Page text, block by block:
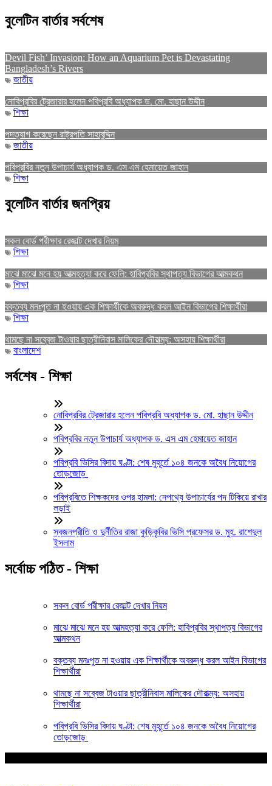
বুলেটিন বার্তার সর্বশেষ
Devil Fish’ Invasion: How an Aquarium Pet is Devastating
Bangladesh’s Rivers
জাতীয়
নোবিপ্রবির ট্রেজারার হলেন পবিপ্রবি অধ্যাপক ড. মো. হাছান উদ্দীন
শিক্ষা
পদত্যাগ করেছেন রাষ্ট্রপতি সাহাবুদ্দিন
জাতীয়
পবিপ্রবির নতুন উপাচার্য অধ্যাপক ড. এস এম হেমায়েত জাহান
শিক্ষা
বুলেটিন বার্তার জনপ্রিয়
সকল বোর্ড পরীক্ষার রেজাল্ট দেখার নিয়ম
শিক্ষা
মাঝে মাঝে মনে হয় আত্মহত্যা করে ফেলি: হাবিপ্রবির স্থাপত্য বিভাগের আত্মকথন
শিক্ষা
বক্তব্য মনঃপুত না হওয়ায় এক শিক্ষার্থীকে অবরুদ্ধ করল আইন বিভাগের শিক্ষার্থীরা
শিক্ষা
থামছে না সব্বেজ টাওয়ার ছাত্রীনিবাস মালিকের দৌরাত্ম্য: অসহায় শিক্ষার্থীরা
বাংলাদেশ
সর্বশেষ - শিক্ষা
নোবিপ্রবির ট্রেজারার হলেন পবিপ্রবি অধ্যাপক ড. মো. হাছান উদ্দীন
পবিপ্রবির নতুন উপাচার্য অধ্যাপক ড. এস এম হেমায়েত জাহান
পবিপ্রবি ভিসির বিদায় ঘণ্টা: শেষ মুহূর্তে ১০৪ জনকে অবৈধ নিয়োগের
তোড়জোড়
পবিপ্রবিতে শিক্ষকদের ওপর হামলা: নেপথ্যে উপাচার্যের পদ টিকিয়ে রাখার
লড়াই
স্বজনপ্রীতি ও দুর্নীতির রাজা কুড়িকৃবির ভিসি প্রফেসর ড. মুহ. রাশেদুল
ইসলাম
সর্বোচ্চ পঠিত - শিক্ষা
সকল বোর্ড পরীক্ষার রেজাল্ট দেখার নিয়ম
মাঝে মাঝে মনে হয় আত্মহত্যা করে ফেলি: হাবিপ্রবির স্থাপত্য বিভাগের
আত্মকথন
বক্তব্য মনঃপুত না হওয়ায় এক শিক্ষার্থীকে অবরুদ্ধ করল আইন বিভাগের
শিক্ষার্থীরা
থামছে না সব্বেজ টাওয়ার ছাত্রীনিবাস মালিকের দৌরাত্ম্য: অসহায়
শিক্ষার্থীরা
পবিপ্রবি ভিসির বিদায় ঘণ্টা: শেষ মুহূর্তে ১০৪ জনকে অবৈধ নিয়োগের
তোড়জোড়